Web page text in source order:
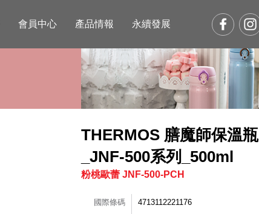
會員中心 產品情報 永續發展
THERMOS 膳魔師保溫瓶
_JNF-500系列_500ml
粉桃歐蕾 JNF-500-PCH
國際條碼
4713112221176